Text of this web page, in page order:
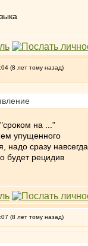
(8 лет тому назад)
на ..."
упущенного
надо сразу навсегда.
будет рецидив
(8 лет тому назад)